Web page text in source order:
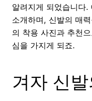
알려지게 되었습니다.
소개하며, 신발의 매
의 착용 사진과 추천
심을 가지게 되죠.
겨자 신